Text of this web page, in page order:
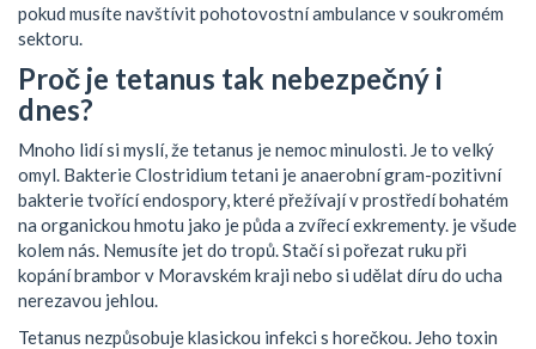
pokud musíte navštívit pohotovostní ambulance v soukromém
sektoru.
Proč je tetanus tak nebezpečný i
dnes?
Mnoho lidí si myslí, že tetanus je nemoc minulosti. Je to velký
omyl. BakterieClostridium tetani jeanaerobní gram-pozitivní
bakterie tvořící endospory, které přežívají v prostředí bohatém
na organickou hmotu jako je půda a zvířecí exkrementy. je všude
kolem nás. Nemusíte jet do tropů. Stačí si pořezat ruku při
kopání brambor v Moravském kraji nebo si udělat díru do ucha
nerezavou jehlou.
Tetanus nezpůsobuje klasickou infekci s horečkou. Jeho toxin